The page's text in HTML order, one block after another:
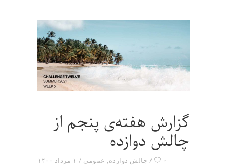
گزارش هفته‌ی پنجم از
چالش دوازده
۱ مرداد ۱۴۰۰ چالش دوازده, عمومی ۰